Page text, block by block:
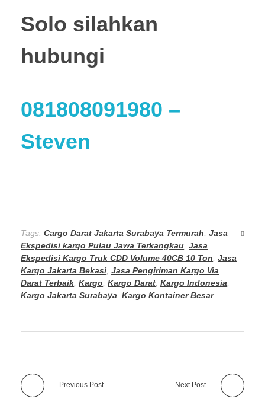
Solo silahkan
hubungi
081808091980 –
Steven
Tags: Cargo Darat Jakarta Surabaya Termurah Jasa
Ekspedisi kargo Pulau Jawa Terkangkau Jasa
Ekspedisi Kargo Truk CDD Volume 40CB 10 Ton Jasa
Kargo Jakarta Bekasi Jasa Pengiriman Kargo Via
Darat Terbaik Kargo Kargo Darat Kargo Indonesia
Kargo Jakarta Surabaya Kargo Kontainer Besar
Previous Post Next Post